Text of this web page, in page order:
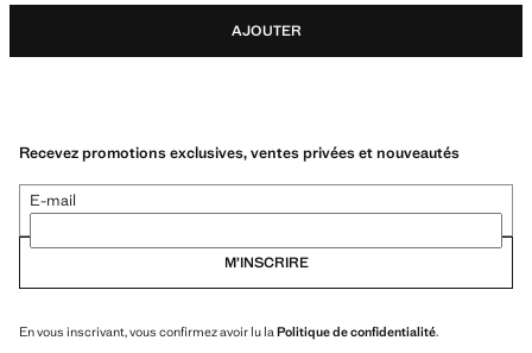
AJOUTER
Recevez promotions exclusives, ventes privées et nouveautés
E-mail
M’INSCRIRE
En vous inscrivant, vous confirmez avoir lu la Politique de confidentialité.